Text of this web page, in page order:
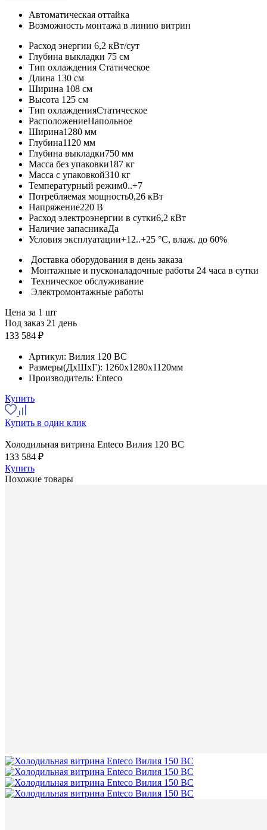
Автоматическая оттайка
Возможность монтажа в линию витрин
Расход энергии 6,2 кВт/сут
Глубина выкладки 75 см
Тип охлаждения Статическое
Длина 130 см
Ширина 108 см
Высота 125 см
Тип охлажденияСтатическое
РасположениеНапольное
Ширина1280 мм
Глубина1120 мм
Глубина выкладки750 мм
Масса без упаковки187 кг
Масса с упаковкой310 кг
Температурный режим0..+7
Потребляемая мощность0,26 кВт
Напряжение220 В
Расход электроэнергии в сутки6,2 кВт
Наличие запасникаДа
Условия эксплуатации+12..+25 °C, влаж. до 60%
Доставка оборудования в день заказа
Монтажные и пусконаладочные работы 24 часа в сутки
Техническое обслуживание
Электромонтажные работы
Цена за 1 шт
Под заказ 21 день
133 584 ₽
Артикул: Вилия 120 ВС
Размеры(ДхШхГ): 1260x1280x1120мм
Производитель: Enteco
Купить
Купить в один клик
Холодильная витрина Enteco Вилия 120 ВС
133 584 ₽
Купить
Похожие товары